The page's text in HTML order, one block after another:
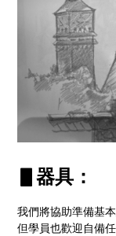
▋器具：
我們將協助準備基
但學員也歡迎自備